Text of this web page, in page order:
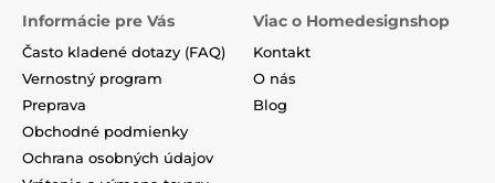
Informácie pre Vás
Často kladené dotazy (FAQ)
Vernostný program
Preprava
Obchodné podmienky
Ochrana osobných údajov
Viac o Homedesignshop
Kontakt
O nás
Blog